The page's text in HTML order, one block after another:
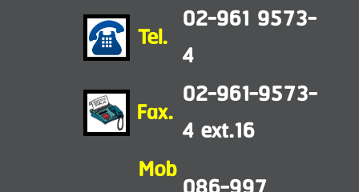
Tel. 02-961 9573-
4
Fax. 02-961-9573-
4 ext.16
Mob